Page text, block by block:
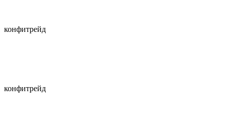
конфитрейд
конфитрейд